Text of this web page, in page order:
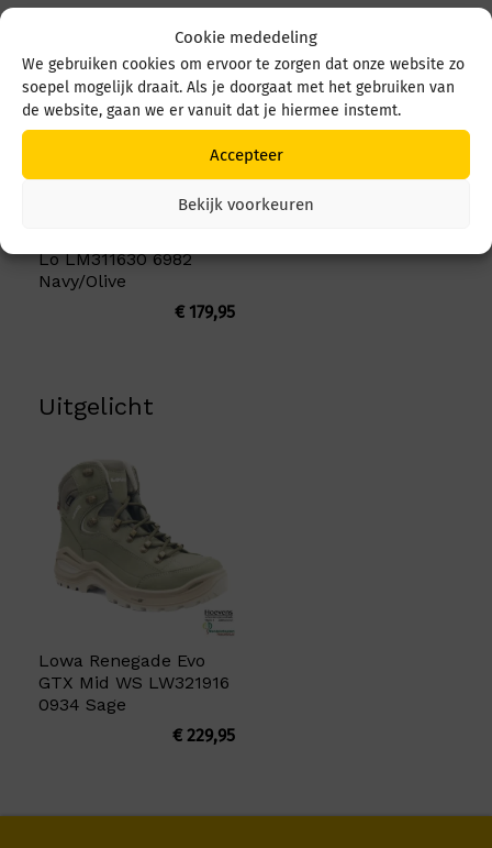
Cookie mededeling
We gebruiken cookies om ervoor te zorgen dat onze website zo
soepel mogelijk draait. Als je doorgaat met het gebruiken van
de website, gaan we er vanuit dat je hiermee instemt.
Accepteer
Bekijk voorkeuren
Lo LM311630 6982
Navy/Olive
€179,95
Uitgelicht
Lowa Renegade Evo
GTX Mid WS LW321916
0934 Sage
€229,95